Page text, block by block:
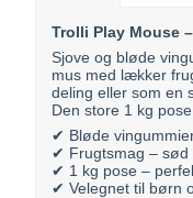
Trolli Play Mouse
Sjove og bløde
mus med lækker
deling eller som en
Den store 1 kg
✔ Bløde
✔ Frugtsmag –
✔ 1 kg pose –
✔ Velegnet til børn